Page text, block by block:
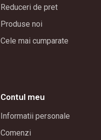
Reduceri de pret
Produse noi
Cele mai cumparate
Contul meu
Informatii personale
Comenzi